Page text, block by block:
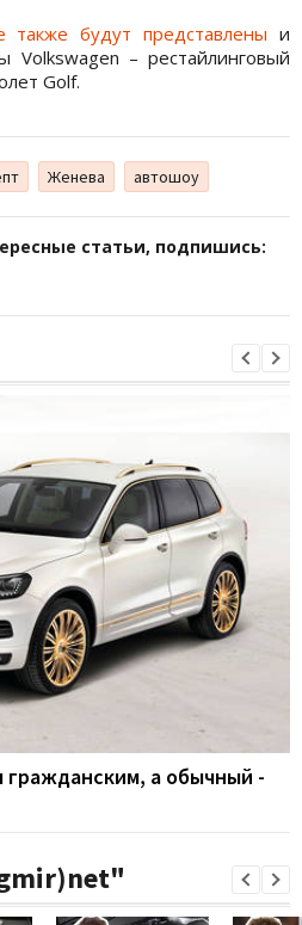
также будут представлены и
– рестайлинговый
Golf.
Женева автошоу
статьи, подпишись:
гражданским, а обычный -